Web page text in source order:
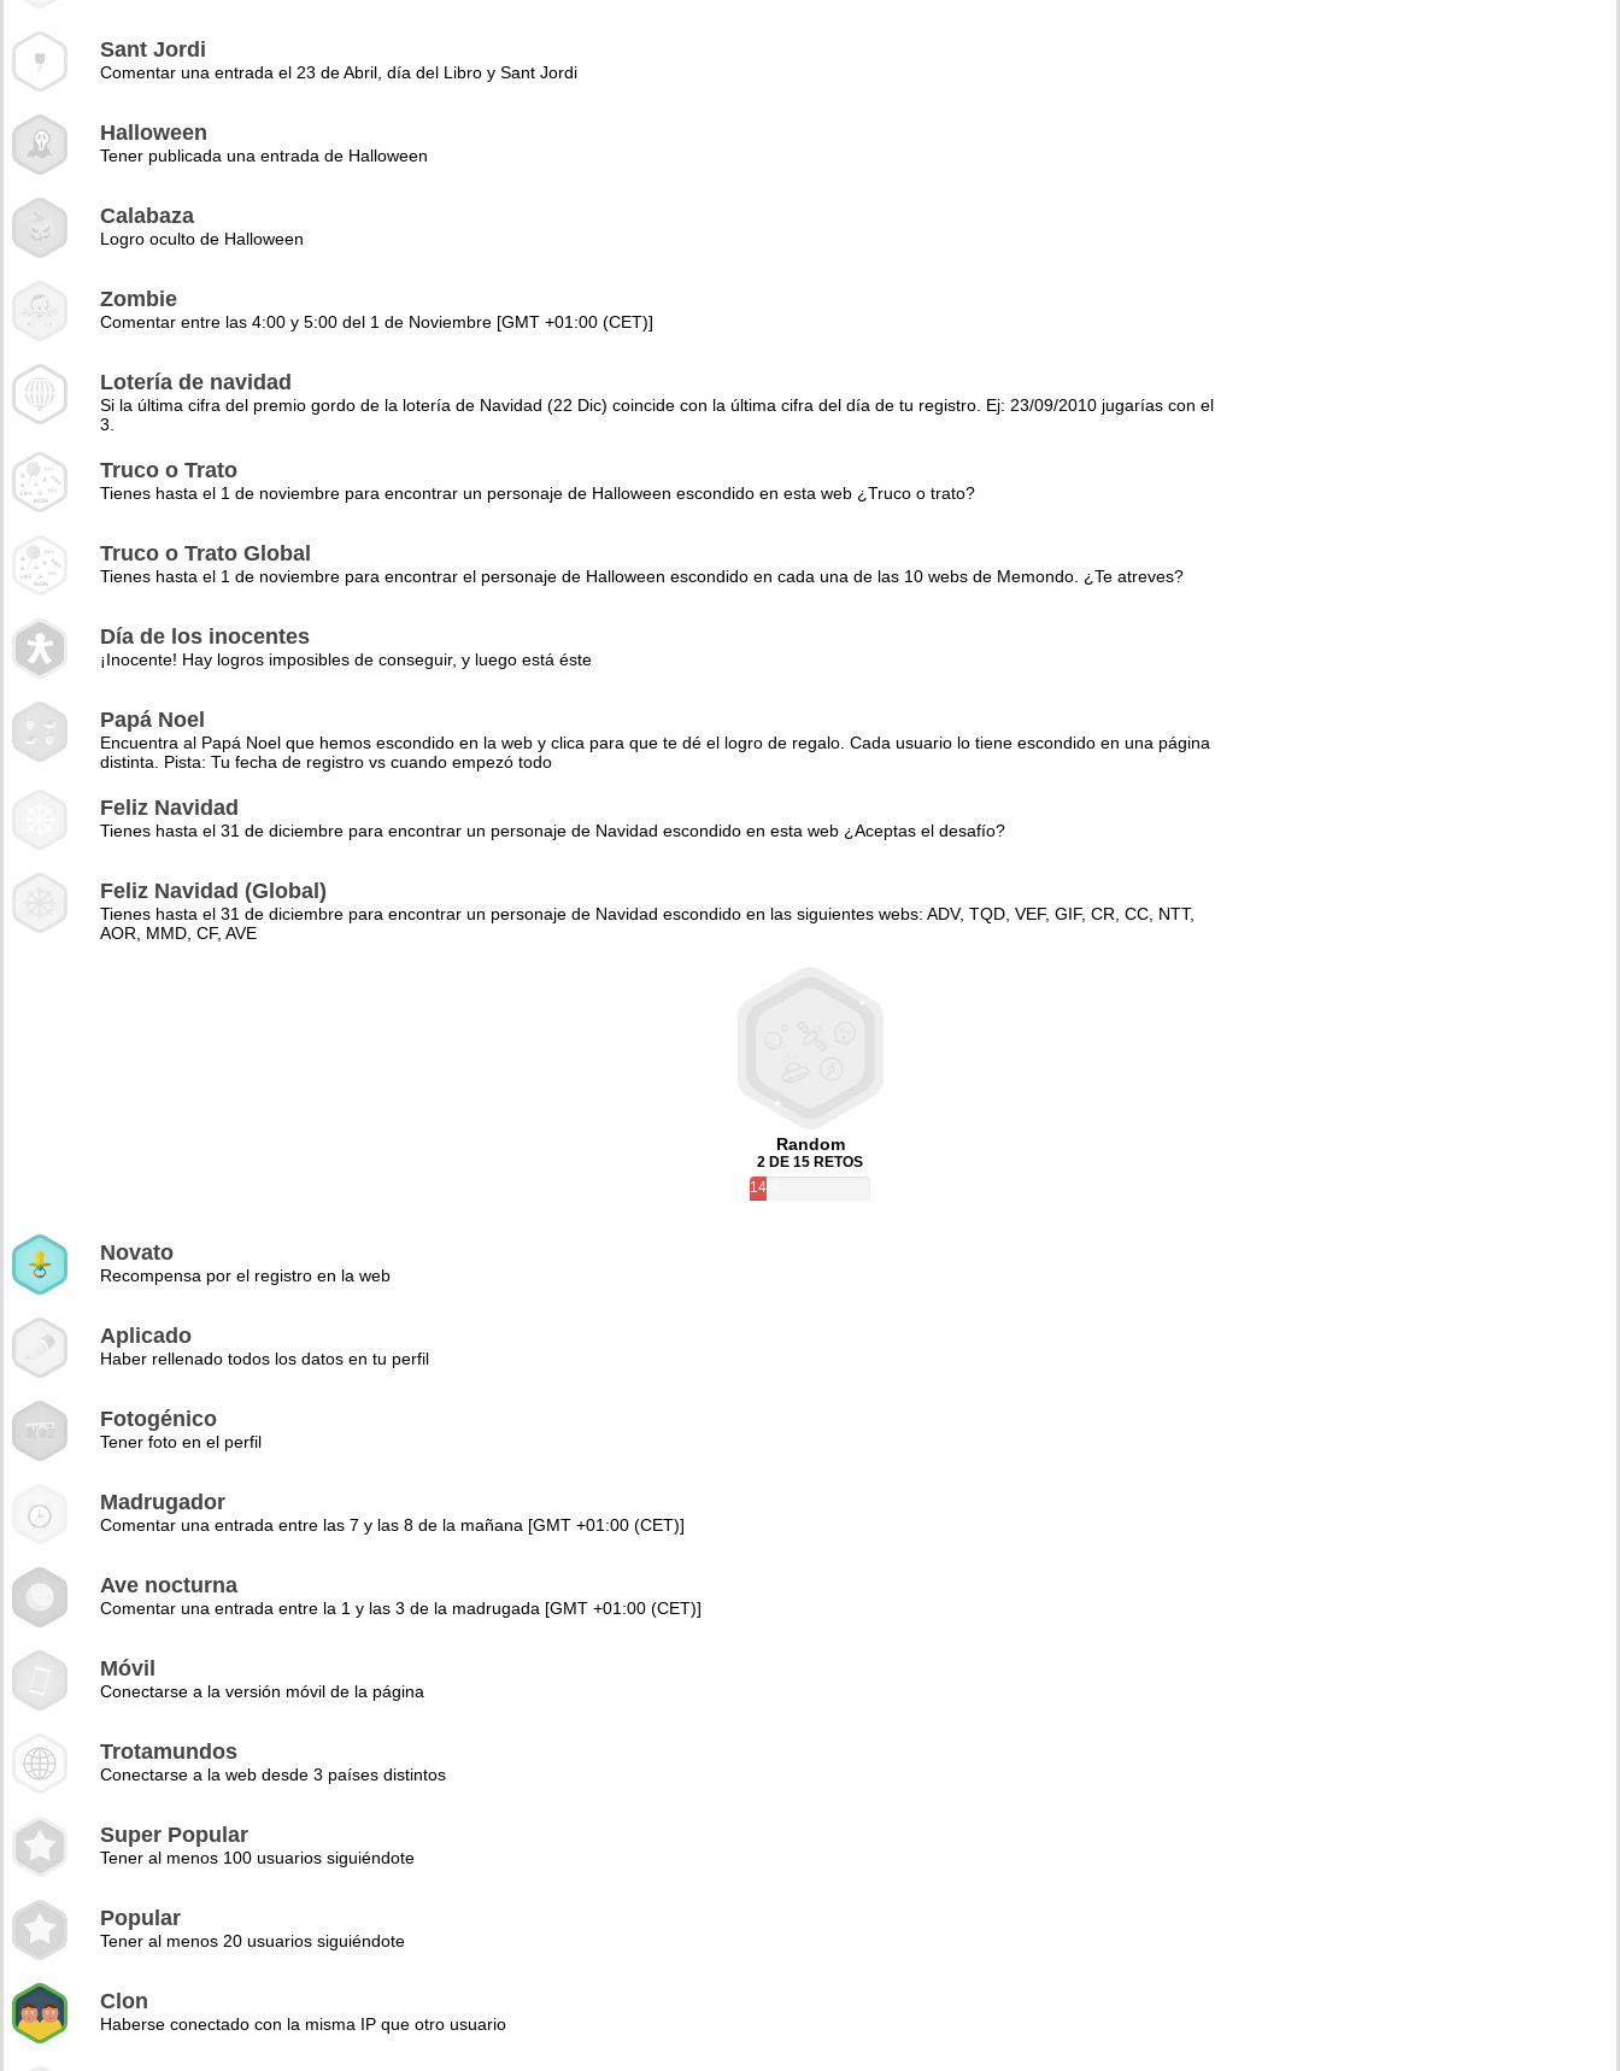
Sant Jordi
Comentar una entrada el 23 de Abril, día del Libro y Sant Jordi
Halloween
Tener publicada una entrada de Halloween
Calabaza
Logro oculto de Halloween
Zombie
Comentar entre las 4:00 y 5:00 del 1 de Noviembre [GMT +01:00 (CET)]
Lotería de navidad
Si la última cifra del premio gordo de la lotería de Navidad (22 Dic) coincide con la última cifra del día de tu registro. Ej: 23/09/2010 jugarías con el
3.
Truco o Trato
Tienes hasta el 1 de noviembre para encontrar un personaje de Halloween escondido en esta web ¿Truco o trato?
Truco o Trato Global
Tienes hasta el 1 de noviembre para encontrar el personaje de Halloween escondido en cada una de las 10 webs de Memondo. ¿Te atreves?
Día de los inocentes
¡Inocente! Hay logros imposibles de conseguir, y luego está éste
Papá Noel
Encuentra al Papá Noel que hemos escondido en la web y clica para que te dé el logro de regalo. Cada usuario lo tiene escondido en una página
distinta. Pista: Tu fecha de registro vs cuando empezó todo
Feliz Navidad
Tienes hasta el 31 de diciembre para encontrar un personaje de Navidad escondido en esta web ¿Aceptas el desafío?
Feliz Navidad (Global)
Tienes hasta el 31 de diciembre para encontrar un personaje de Navidad escondido en las siguientes webs: ADV, TQD, VEF, GIF, CR, CC, NTT,
AOR, MMD, CF, AVE
Random
2 DE 15 RETOS
14%
Novato
Recompensa por el registro en la web
Aplicado
Haber rellenado todos los datos en tu perfil
Fotogénico
Tener foto en el perfil
Madrugador
Comentar una entrada entre las 7 y las 8 de la mañana [GMT +01:00 (CET)]
Ave nocturna
Comentar una entrada entre la 1 y las 3 de la madrugada [GMT +01:00 (CET)]
Móvil
Conectarse a la versión móvil de la página
Trotamundos
Conectarse a la web desde 3 países distintos
Super Popular
Tener al menos 100 usuarios siguiéndote
Popular
Tener al menos 20 usuarios siguiéndote
Clon
Haberse conectado con la misma IP que otro usuario